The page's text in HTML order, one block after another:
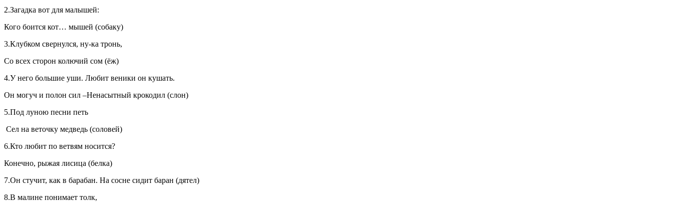
2.Загадка вот для малышей:
Кого боится кот… мышей (собаку)
3.Клубком свернулся, ну-ка тронь,
Со всех сторон колючий сом (ёж)
4.У него большие уши. Любит веники он кушать.
Он могуч и полон сил –Ненасытный крокодил (слон)
5.Под луною песни петь
Сел на веточку медведь (соловей)
6.Кто любит по ветвям носится?
Конечно, рыжая лисица (белка)
7.Он стучит, как в барабан. На сосне сидит баран (дятел)
8.В малине понимает толк,